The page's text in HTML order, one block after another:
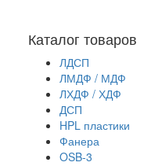
Каталог товаров
ЛДСП
ЛМДФ / МДФ
ЛХДФ / ХДФ
ДСП
HPL пластики
Фанера
OSB-3